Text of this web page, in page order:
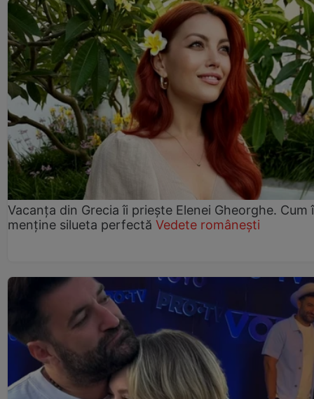
Vacanța din Grecia îi priește Elenei Gheorghe. Cum
menține silueta perfectă Vedete românești